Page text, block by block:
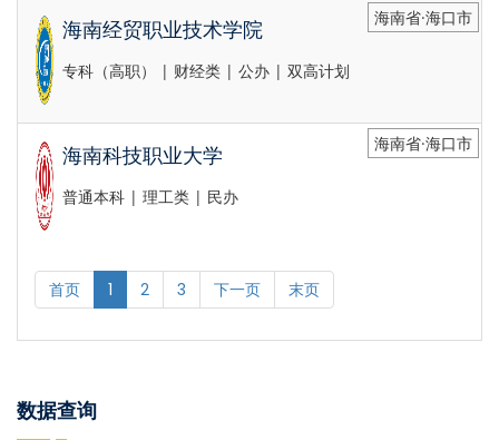
海南经贸职业技术学院
专科（高职） | 财经类 | 公办 | 双高计划
海南省·海口市
海南科技职业大学
普通本科 | 理工类 | 民办
海南省·海口市
首页 1 2 3 下一页 末页
数据查询